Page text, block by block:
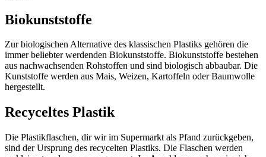
Biokunststoffe
Zur biologischen Alternative des klassischen Plastiks gehören die
immer beliebter werdenden Biokunststoffe. Biokunststoffe bestehen
aus nachwachsenden Rohstoffen und sind biologisch abbaubar. Die
Kunststoffe werden aus Mais, Weizen, Kartoffeln oder Baumwolle
hergestellt.
Recyceltes Plastik
Die Plastikflaschen, dir wir im Supermarkt als Pfand zurückgeben,
sind der Ursprung des recycelten Plastiks. Die Flaschen werden